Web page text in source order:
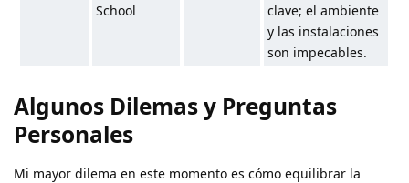
School
clave; el ambiente
y las instalaciones
son impecables.
Algunos Dilemas y Preguntas
Personales
Mi mayor dilema en este momento es cómo equilibrar la